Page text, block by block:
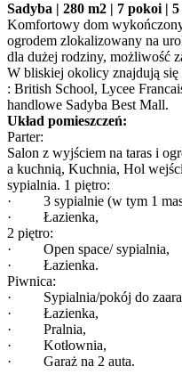
Sadyba | 280 m2 | 7 pokoi |
Komfortowy dom
ogrodem zlokalizowany na
dla dużej rodziny, możliwość
W bliskiej okolicy znajdują się
: British School, Lycee
handlowe Sadyba Best Mall.
Układ pomieszczeń:
Parter:
Salon z wyjściem na taras i
a kuchnią, Kuchnia, Hol
sypialnia. 1 piętro:
· 3 sypialnie (w tym 1
· Łazienka,
2 piętro:
· Open space/ sypialnia,
· Łazienka.
Piwnica:
· Sypialnia/pokój do
· Łazienka,
· Pralnia,
· Kotłownia,
· Garaż na 2 auta.